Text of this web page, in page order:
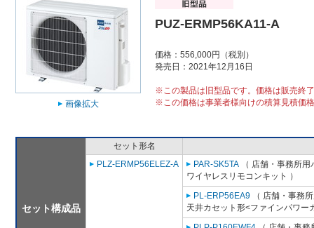
画像拡大
PUZ-ERMP56KA11-A
価格：556,000円（税別）
発売日：2021年12月16日
※この製品は旧型品です。価格は販売終
※この価格は事業者様向けの積算見積価
セット構成品
セット形名
PLZ-ERMP56ELEZ-A
PAR-SK5TA （ 店舗・事務所
ワイヤレスリモコンキット ）
PL-ERP56EA9 （ 店舗・事務
天井カセット形<ファインパワー